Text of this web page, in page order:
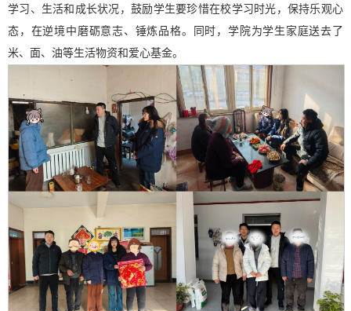
学习、生活和成长状况，鼓励学生要珍惜在校学习时光，保持乐观心
态，在逆境中磨砺意志、锤炼品格。同时，学院为学生家庭送去了
米、面、油等生活物资和爱心基金。